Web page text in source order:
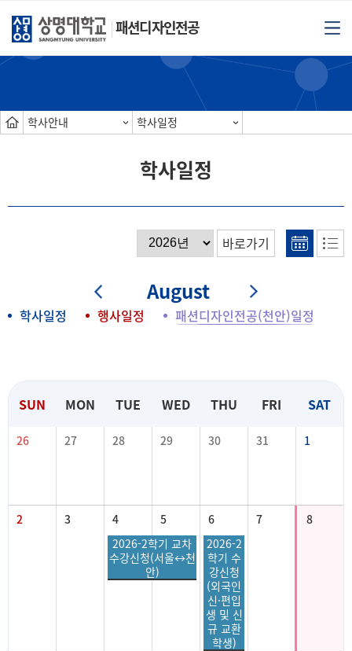
패션디자인전공
학사안내 학사일정
학사일정
바로가기
학사일정 행사일정 패션디자인전공(천안)일정
August
SUN MON TUE WED THU FRI SAT
26 27 28 29 30 31 1
2 3 4 5 6 7
8
2026-2학기 교차
수강신청(서울↔천
안)
2026-2
학기 수
강신청
(외국인
신·편입
생 및 신
규 교환
학생)